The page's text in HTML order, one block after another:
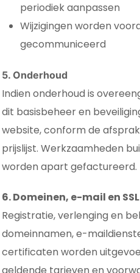
periodiek aanpassen
Wijzigingen worden
gecommuniceerd
5. Onderhoud
Indien onderhoud is
dit basisbeheer en
website, conform de
prijslijst. Werkzaamheden
worden apart gefactureerd.
6. Domeinen, e-mail en SSL
Registratie, verlenging en
domeinnamen, e-
certificaten worden